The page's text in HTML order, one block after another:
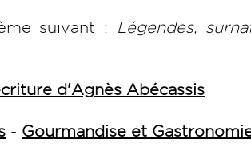
suivant :
Légendes,
d'Agnès Abécassis
- Gourmandise et